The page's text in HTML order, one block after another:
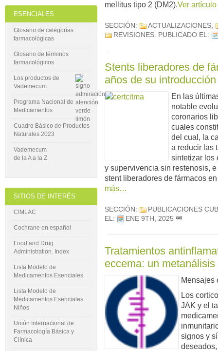
mellitus tipo 2 (DM2).Ver artículo
SECCIÓN: ACTUALIZACIONES,
REVISIONES. PUBLICADO EL:
Stents liberadores de
años de su
En las
notable
coronarios
cuales
del cual, la
a reducir las
sintetizar los
y supervivencia sin restenosis,
stent liberadores de fármacos
más…
SECCIÓN:
PUBLICACIONES
EL:
ENE 9TH, 2025
Tratamientos
eccema: un metanálisis
Mensajes
Los
JAK y el
signos y
ESENCIALES
Glosario de categorías
farmacológicas
Glosario de términos
farmacológicos
Los productos de
Vademecum
Programa Nacional de
Medicamentos
Cuadro Básico de Productos
Naturales 2023
Vademecum
de la A a la Z
SITIOS DE INTERÉS
CIMLAC
Cochrane en español
Food and Drug
Administration. Index
Lista Modelo de
Medicamentos Esenciales
Lista Modelo de
Medicamentos Esenciales
Niños
Unión Internacional de
Farmacología Básica y
Clínica